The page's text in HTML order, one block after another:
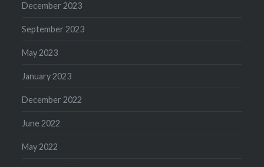
December 2023
September 2023
May 2023
January 2023
December 2022
June 2022
May 2022